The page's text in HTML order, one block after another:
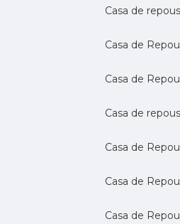
Casa de
Casa de
Casa de
Casa de
Casa de
Casa de
Casa de